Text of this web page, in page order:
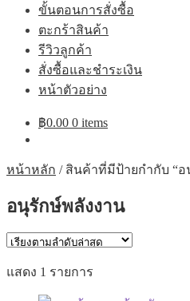
ขั้นตอนการสั่งซื้อ
ตะกร้าสินค้า
รีวิวลูกค้า
สั่งซื้อและชำระเงิน
หน้าตัวอย่าง
฿0.00 0 items
หน้าหลัก / สินค้าที่มีป้ายกำกับ “อ
อนุรักษ์พลังงาน
แสดง 1 รายการ